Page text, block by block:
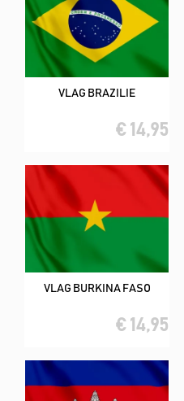
VLAG BRAZILIE
€ 14,95
VLAG BURKINA FASO
€ 14,95